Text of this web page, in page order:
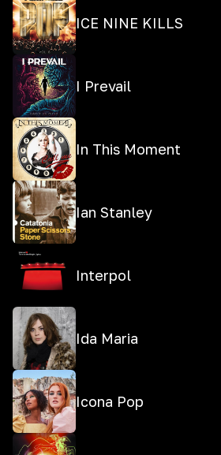
ICE NINE KILLS
I Prevail
In This Moment
Ian Stanley
Interpol
Ida Maria
Icona Pop